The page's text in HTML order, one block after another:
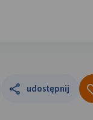
udostępnij